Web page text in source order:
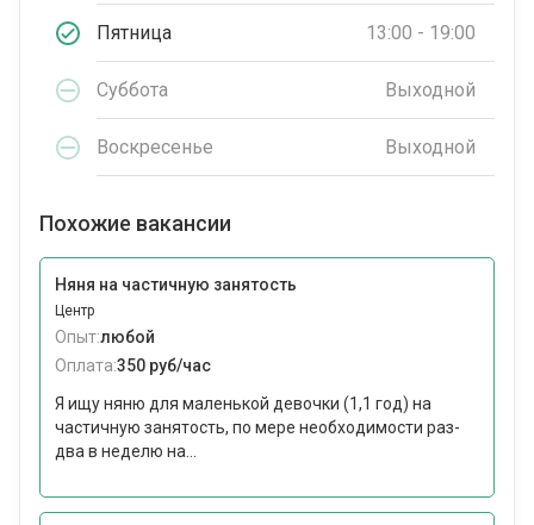
Пятница 13:00 - 19:00
Суббота Выходной
Воскресенье Выходной
Похожие вакансии
Няня на частичную занятость
Центр
Опыт:любой
Оплата:350 руб/час
Я ищу няню для маленькой девочки (1,1 год) на
частичную занятость, по мере необходимости раз-
два в неделю на...